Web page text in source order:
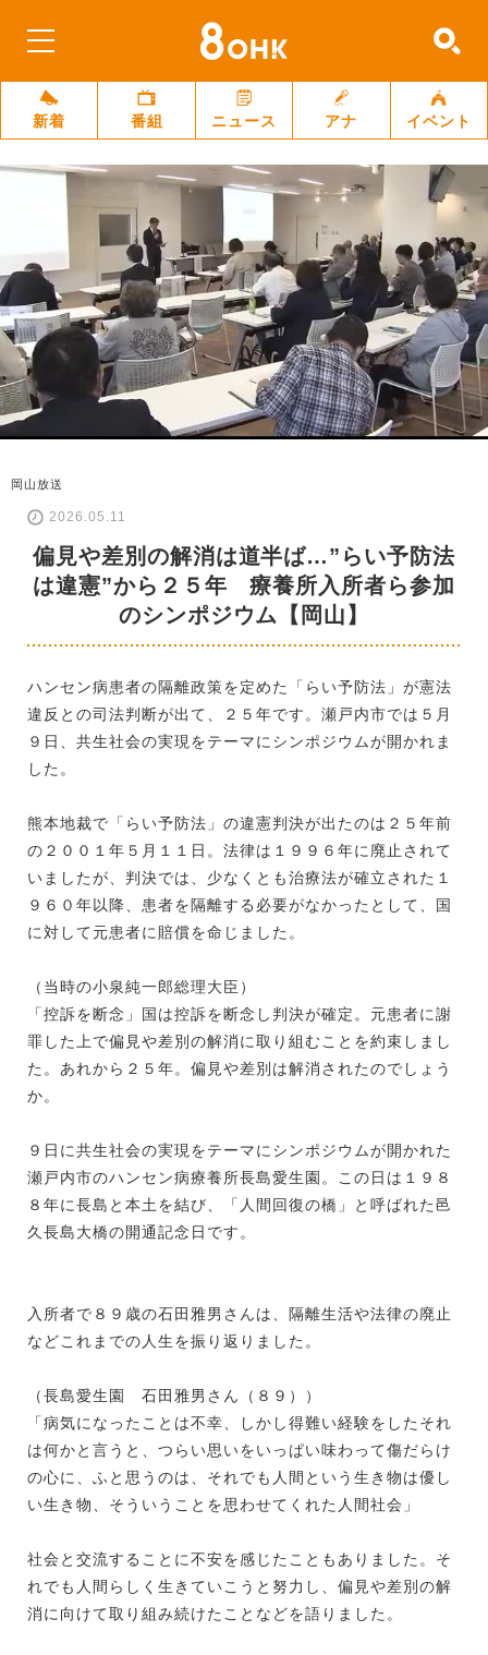
新着 番組 ニュース アナ イベント
岡山放送
2026.05.11
偏見や差別の解消は道半ば…”らい予防法
は違憲”から２５年 療養所入所者ら参加
のシンポジウム【岡山】
ハンセン病患者の隔離政策を定めた「らい予防法」が憲法
違反との司法判断が出て、２５年です。瀬戸内市では５月
９日、共生社会の実現をテーマにシンポジウムが開かれま
した。
熊本地裁で「らい予防法」の違憲判決が出たのは２５年前
の２００１年５月１１日。法律は１９９６年に廃止されて
いましたが、判決では、少なくとも治療法が確立された１
９６０年以降、患者を隔離する必要がなかったとして、国
に対して元患者に賠償を命じました。
（当時の小泉純一郎総理大臣）
「控訴を断念」国は控訴を断念し判決が確定。元患者に謝
罪した上で偏見や差別の解消に取り組むことを約束しまし
た。あれから２５年。偏見や差別は解消されたのでしょう
か。
９日に共生社会の実現をテーマにシンポジウムが開かれた
瀬戸内市のハンセン病療養所長島愛生園。この日は１９８
８年に長島と本土を結び、「人間回復の橋」と呼ばれた邑
久長島大橋の開通記念日です。
入所者で８９歳の石田雅男さんは、隔離生活や法律の廃止
などこれまでの人生を振り返りました。
（長島愛生園 石田雅男さん（８９））
「病気になったことは不幸、しかし得難い経験をしたそれ
は何かと言うと、つらい思いをいっぱい味わって傷だらけ
の心に、ふと思うのは、それでも人間という生き物は優し
い生き物、そういうことを思わせてくれた人間社会」
社会と交流することに不安を感じたこともありました。そ
れでも人間らしく生きていこうと努力し、偏見や差別の解
消に向けて取り組み続けたことなどを語りました。